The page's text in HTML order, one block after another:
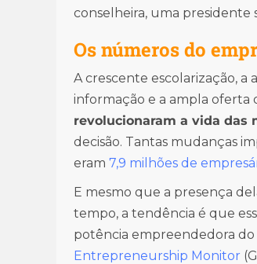
conselheira, uma presidente
Os números do
A crescente escolarização, a
informação e a ampla oferta
revolucionaram a vida das
decisão. Tantas mudanças
eram 7,9 milhões de
E mesmo que a presença
tempo, a tendência é que
potência empreendedora do
Entrepreneurship Monitor